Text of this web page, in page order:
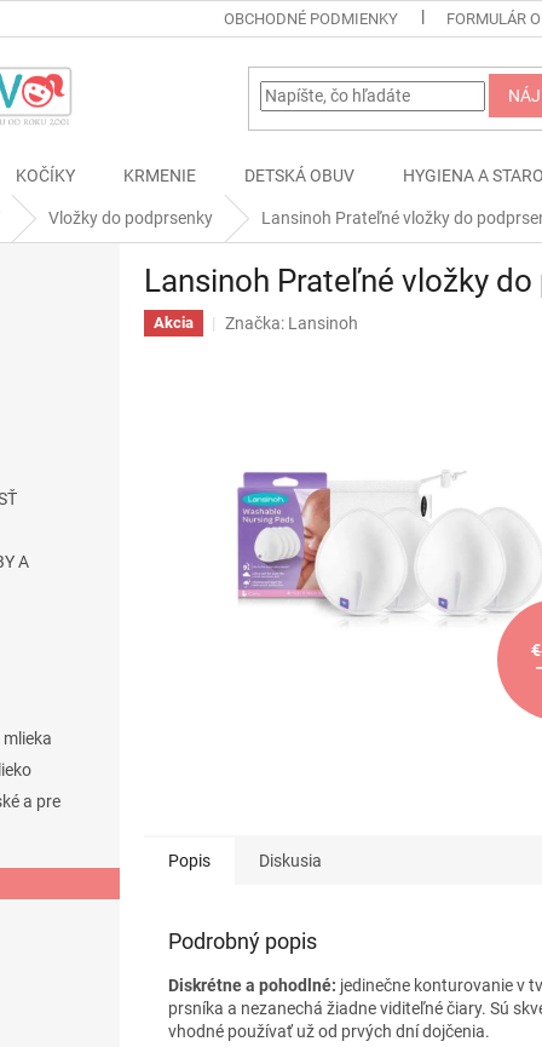
OBCHODNÉ PODMIENKY FORMULÁR
KOČÍKY KRMENIE DETSKÁ OBUV HYGIENA A
Vložky do podprsenky Lansinoh Prateľné vložky do
A
a pre
Lansinoh Prateľné vložky
Akcia Značka: Lansinoh
Popis Diskusia
Podrobný popis
Diskrétne a pohodlné: jedinečne konturovanie v
prsníka a nezanechá žiadne viditeľné čiary. Sú
vhodné používať už od prvých dní dojčenia.